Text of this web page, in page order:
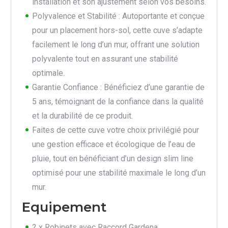
Polyvalence et Stabilité : Autoportante et conçue
pour un placement hors-sol, cette cuve s’adapte
facilement le long d’un mur, offrant une solution
polyvalente tout en assurant une stabilité
optimale.
Garantie Confiance : Bénéficiez d’une garantie de
5 ans, témoignant de la confiance dans la qualité
et la durabilité de ce produit.
Faites de cette cuve votre choix privilégié pour
une gestion efficace et écologique de l’eau de
pluie, tout en bénéficiant d’un design slim line
optimisé pour une stabilité maximale le long d’un
mur.
Equipement